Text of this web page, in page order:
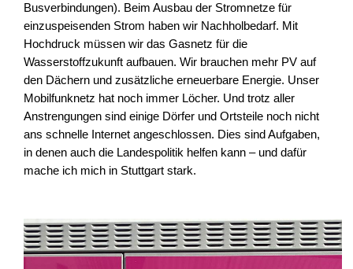
Busverbindungen). Beim Ausbau der Stromnetze für
einzuspeisenden Strom haben wir Nachholbedarf. Mit
Hochdruck müssen wir das Gasnetz für die
Wasserstoffzukunft aufbauen. Wir brauchen mehr PV auf
den Dächern und zusätzliche erneuerbare Energie. Unser
Mobilfunknetz hat noch immer Löcher. Und trotz aller
Anstrengungen sind einige Dörfer und Ortsteile noch nicht
ans schnelle Internet angeschlossen. Dies sind Aufgaben,
in denen auch die Landespolitik helfen kann – und dafür
mache ich mich in Stuttgart stark.